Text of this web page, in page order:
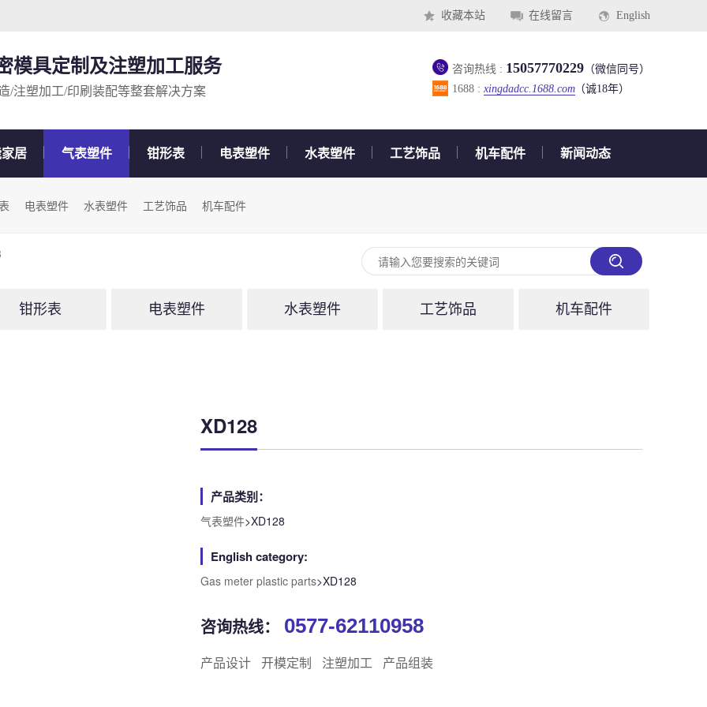
收藏本站 在线留言 English
咨询热线 : 15057770229 （微信同号）
1688 : xingdadcc.1688.com（诚18年）
模具定制及注塑加工服务
/注塑加工/印刷装配等整套解决方案
居 气表塑件 钳形表 电表塑件 水表塑件 工艺饰品 机车配件 新闻动态
电表塑件 水表塑件 工艺饰品 机车配件
钳形表 电表塑件 水表塑件 工艺饰品 机车配件
XD128
产品类别：
气表塑件>XD128
English category:
Gas meter plastic parts>XD128
咨询热线： 0577-62110958
产品设计 开模定制 注塑加工 产品组装